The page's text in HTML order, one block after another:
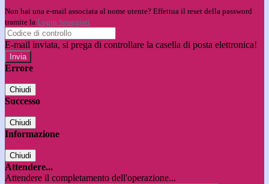
Non hai una e-mail associata al nome utente? Effettua il reset della password
tramite la Login Spaggiari
E-mail inviata, si prega di controllare la casella di posta elettronica!
Errore
Chiudi
Successo
Chiudi
Informazione
Chiudi
Attendere...
Attendere il completamento dell'operazione...